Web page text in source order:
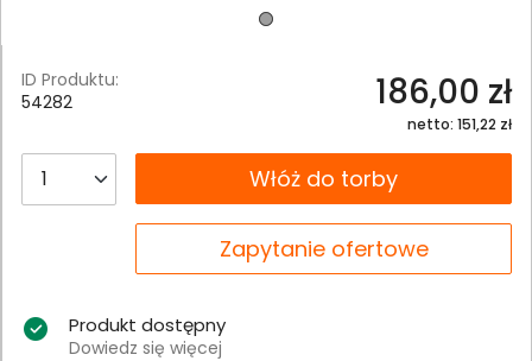
ID Produktu:
54282
186,00 zł
netto: 151,22 zł
__B2C.PRODUCT.QUANTITYWłóż do torby
Zapytanie ofertowe
Produkt dostępny
Dowiedz się więcej